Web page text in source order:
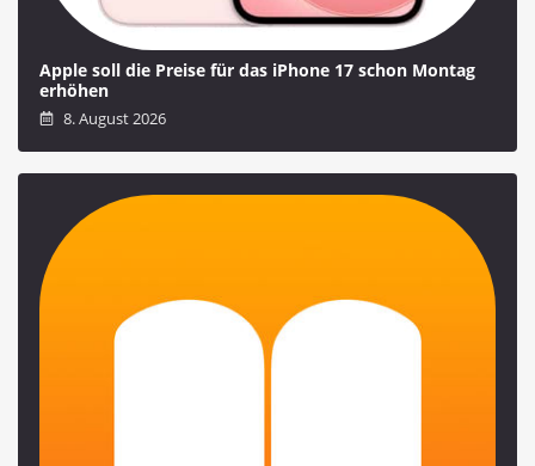
Apple soll die Preise für das iPhone 17 schon Montag
erhöhen
8. August 2026